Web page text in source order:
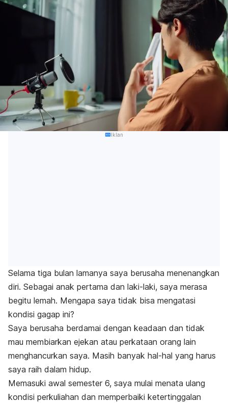
Iklan
Selama tiga bulan lamanya saya berusaha menenangkan
diri. Sebagai anak pertama dan laki-laki, saya merasa
begitu lemah. Mengapa saya tidak bisa mengatasi
kondisi gagap ini?
Saya berusaha berdamai dengan keadaan dan tidak
mau membiarkan ejekan atau perkataan orang lain
menghancurkan saya. Masih banyak hal-hal yang harus
saya raih dalam hidup.
Memasuki awal semester 6, saya mulai menata ulang
kondisi perkuliahan dan memperbaiki ketertinggalan